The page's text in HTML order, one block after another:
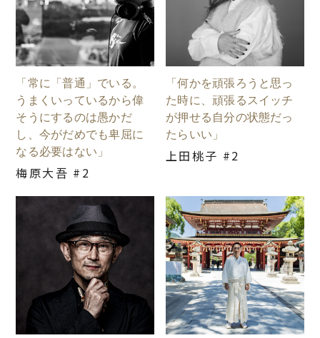
「常に「普通」でいる。
うまくいっているから偉
そうにするのは愚かだ
し、今がだめでも卑屈に
なる必要はない」
梅原大吾 #2
「何かを頑張ろうと思っ
た時に、頑張るスイッチ
が押せる自分の状態だっ
たらいい」
上田桃子 #2